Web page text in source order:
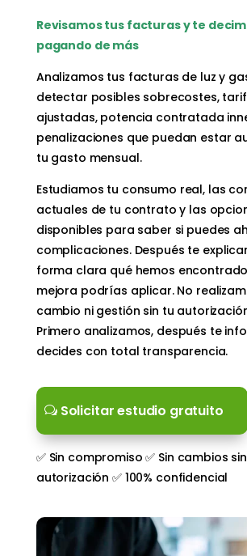
Revisamos tus facturas y te
pagando de más
Analizamos tus facturas de luz y
detectar posibles sobrecostes,
ajustadas, potencia contratada
penalizaciones que puedan estar
tu gasto mensual.
Estudiamos tu consumo real, las
actuales de tu contrato y las
disponibles para saber si puedes
complicaciones. Después te
forma clara qué hemos
mejora podrías aplicar. No
cambio ni gestión sin tu
Primero analizamos, después te
decides con total transparencia.
Solicitar estudio gratuito
✅ Sin compromiso ✅ Sin cambios
autorización ✅ 100% confidencial